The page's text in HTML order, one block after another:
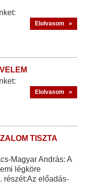
Elolvasom »
Elolvasom »
TISZTA
Magyar András: A
légköre
részét:Az előadás-